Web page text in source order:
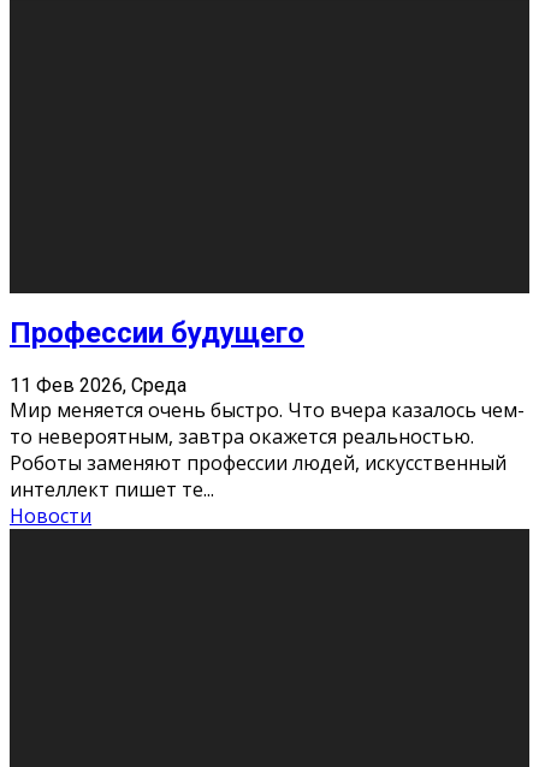
Как бороться со стрессом
11 Фев 2026, Среда
Стресс – нормальная реакция организма, когда
факторов, воздействующих на твой организм
больше, чем ресурсов. Есть советы, как бороться со
стрессовым состояни
Новости